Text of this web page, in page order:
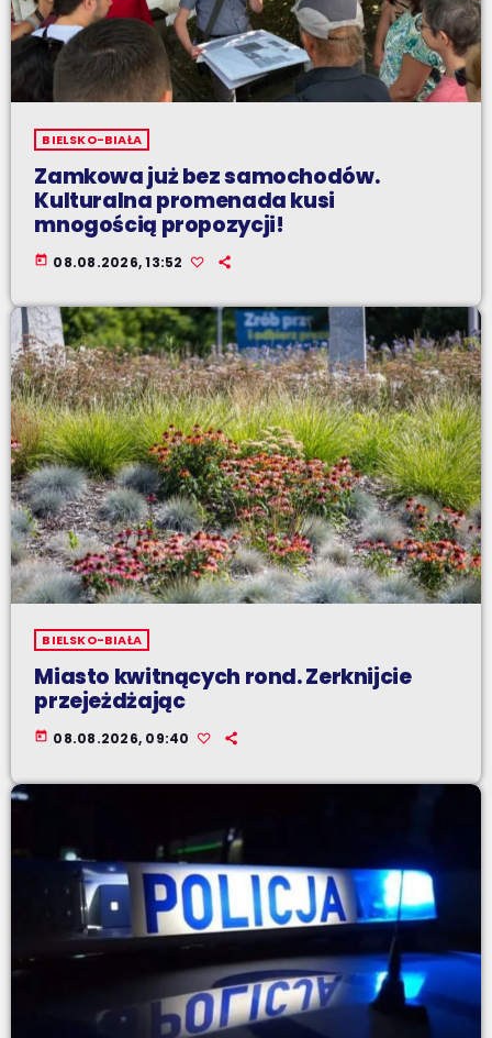
BIELSKO-BIAŁA
Zamkowa już bez samochodów.
Kulturalna promenada kusi
mnogością propozycji!
today 08.08.2026, 13:52
BIELSKO-BIAŁA
Miasto kwitnących rond. Zerknijcie
przejeżdżając
today 08.08.2026, 09:40